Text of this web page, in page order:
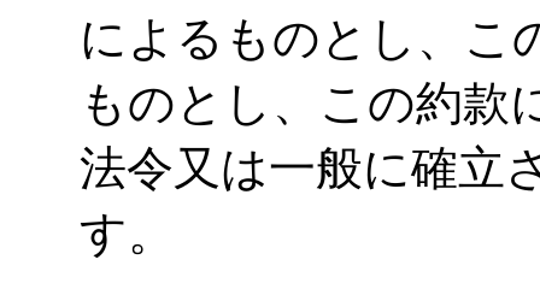
によるものとし、こ
ものとし、この約款
法令又は一般に確立
す。